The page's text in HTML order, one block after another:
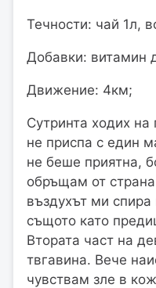
Течности: чай 1л,
Добавки: витамин
Движение: 4км;
Сутринта ходих
не приспа с един
не беше приятна,
обръщам от
въздухът ми
същото като
Втората част на
твгавина. Вече
чувствам зле в